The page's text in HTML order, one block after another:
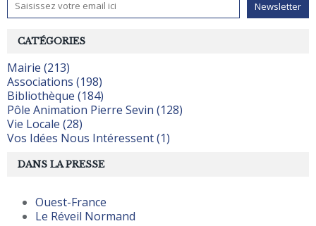
CATÉGORIES
Mairie (213)
Associations (198)
Bibliothèque (184)
Pôle Animation Pierre Sevin (128)
Vie Locale (28)
Vos Idées Nous Intéressent (1)
DANS LA PRESSE
Ouest-France
Le Réveil Normand